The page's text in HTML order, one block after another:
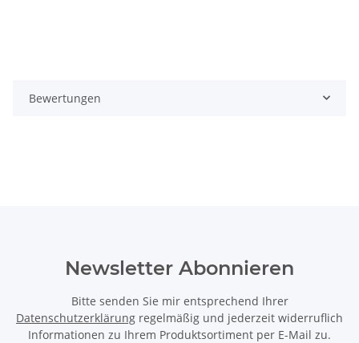
Bewertungen
Newsletter Abonnieren
Bitte senden Sie mir entsprechend Ihrer
Datenschutzerklärung regelmäßig und jederzeit widerruflich
Informationen zu Ihrem Produktsortiment per E-Mail zu.